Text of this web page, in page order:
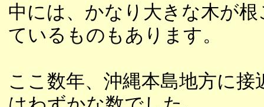
中には、かなり大きな木が
ているものもあります。
ここ数年、沖縄本島地方に接